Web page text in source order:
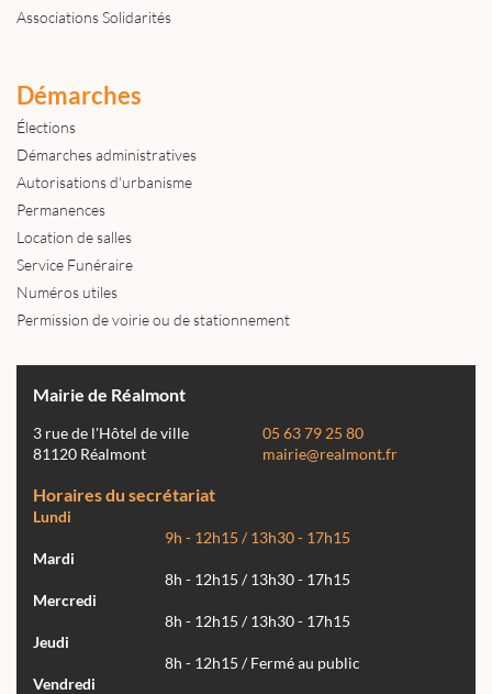
Associations Solidarités
Démarches
Élections
Démarches administratives
Autorisations d'urbanisme
Permanences
Location de salles
Service Funéraire
Numéros utiles
Permission de voirie ou de stationnement
Mairie de Réalmont
3 rue de l'Hôtel de ville
81120 Réalmont
05 63 79 25 80
mairie@realmont.fr
Horaires du secrétariat
Lundi
9h - 12h15 / 13h30 - 17h15
Mardi
8h - 12h15 / 13h30 - 17h15
Mercredi
8h - 12h15 / 13h30 - 17h15
Jeudi
8h - 12h15 / Fermé au public
Vendredi